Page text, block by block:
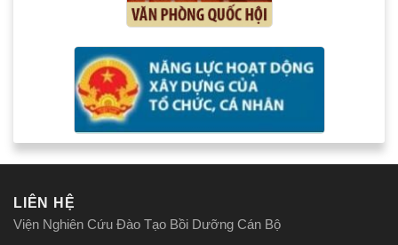
LIÊN HỆ
Viện Nghiên Cứu Đào Tạo Bồi Dưỡng Cán Bộ